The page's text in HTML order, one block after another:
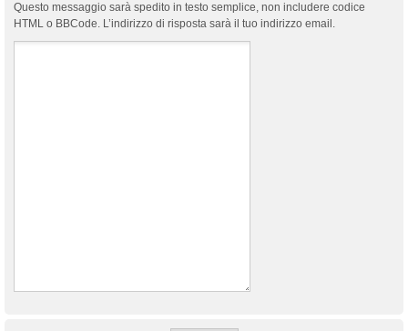
Questo messaggio sarà spedito in testo semplice, non includere codice
HTML o BBCode. L’indirizzo di risposta sarà il tuo indirizzo email.